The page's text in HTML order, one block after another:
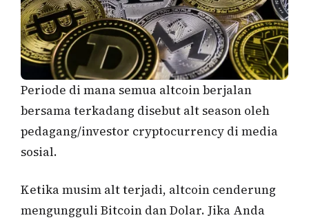
Periode di mana semua altcoin berjalan
bersama terkadang disebut alt season oleh
pedagang/investor cryptocurrency di media
sosial.
Ketika musim alt terjadi, altcoin cenderung
mengungguli Bitcoin dan Dolar. Jika Anda